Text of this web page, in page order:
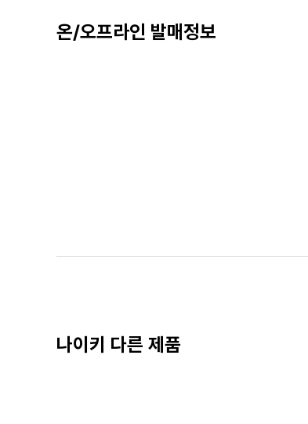
온/오프라인 발매정보
나이키 다른 제품